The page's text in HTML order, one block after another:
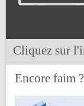
Cliquez sur
Encore faim